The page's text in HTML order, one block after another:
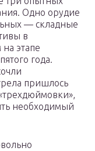
Одно орудие
— складные
в
этапе
года.
пришлось
необходимый